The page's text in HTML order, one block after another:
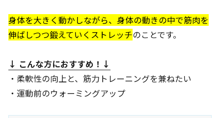
身体を大きく動かしながら、身体の動きの中で筋肉を
伸ばしつつ鍛えていくストレッチのことです。
↓ こんな方におすすめ ！↓
・柔軟性の向上と、筋力トレーニングを兼ねたい
・運動前のウォーミングアップ